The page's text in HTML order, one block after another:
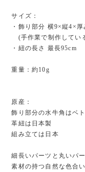
サイズ：
・飾り部分 横9×縦4×厚
(手作業で制作してい
・紐の長さ 最長95cm
重量：約10g
原産：
飾り部分の水牛角はベ
革紐は日本製
組み立ては日本
細長いパーツと丸いパ
素材の持つ自然な色合